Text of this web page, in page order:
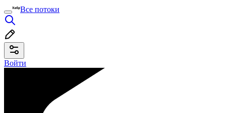
Все потоки
Войти